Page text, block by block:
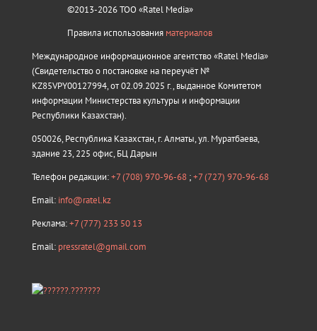
©2013-2026 ТОО «Ratel Media»
Правила использования материалов
Международное информационное агентство «Ratel Media»
(Свидетельство о постановке на переучёт №
KZ85VPY00127994, от 02.09.2025 г., выданное Комитетом
информации Министерства культуры и информации
Республики Казахстан).
050026, Республика Казахстан, г. Алматы, ул. Муратбаева,
здание 23, 225 офис, БЦ Дарын
Телефон редакции:+7 (708) 970-96-68 ;+7 (727) 970-96-68
Email: info@ratel.kz
Реклама:+7 (777) 233 50 13
Email: pressratel@gmail.com